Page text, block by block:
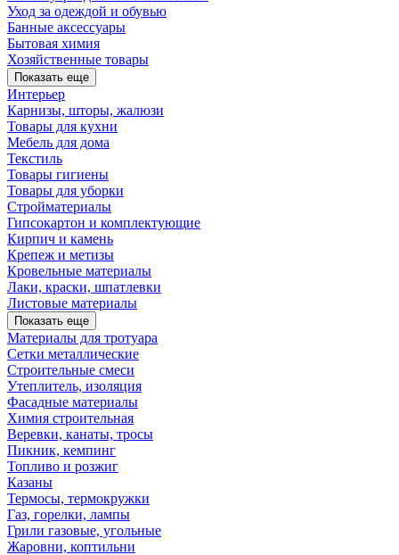
Уход за одеждой и обувью
Банные аксессуары
Бытовая химия
Хозяйственные товары
Показать еще
Интерьер
Карнизы, шторы, жалюзи
Товары для кухни
Мебель для дома
Текстиль
Товары гигиены
Товары для уборки
Стройматериалы
Гипсокартон и комплектующие
Кирпич и камень
Крепеж и метизы
Кровельные материалы
Лаки, краски, шпатлевки
Листовые материалы
Показать еще
Материалы для тротуара
Сетки металлические
Строительные смеси
Утеплитель, изоляция
Фасадные материалы
Химия строительная
Веревки, канаты, тросы
Пикник, кемпинг
Топливо и розжиг
Казаны
Термосы, термокружки
Газ, горелки, лампы
Грили газовые, угольные
Жаровни, коптильни